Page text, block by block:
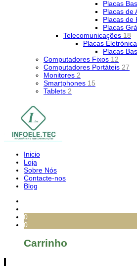
Placas
Placas de
Placas de
Placas
Telecomunicações 18
Placas
Placas
Computadores Fixos 12
Computadores Portáteis 27
Monitores 2
Smartphones 15
Tablets 2
Inicio
Loja
Sobre Nós
Contacte-nos
Blog
0
0
Carrinho